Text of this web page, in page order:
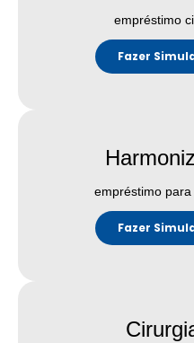
empréstimo
Fazer
empréstimo
Fazer